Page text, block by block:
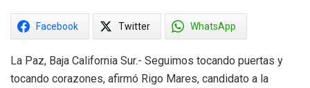
Facebook Twitter WhatsApp
La Paz, Baja California Sur.- Seguimos tocando puertas y
tocando corazones, afirmó Rigo Mares, candidato a la